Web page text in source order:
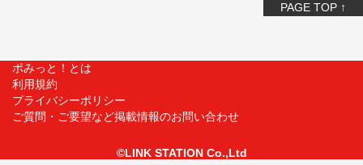
PAGE TOP ↑
ポみっと！とは
利用規約
プライバシーポリシー
ご質問・ご要望など掲載情報のお問い合わせ
©LINK STATION Co.,Ltd